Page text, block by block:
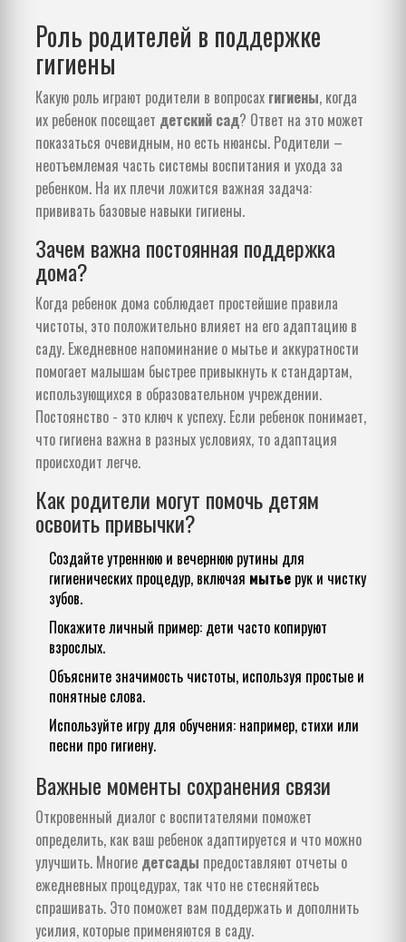
Роль родителей в поддержке
гигиены
Какую роль играют родители в вопросах гигиены, когда
их ребенок посещает детский сад? Ответ на это может
показаться очевидным, но есть нюансы. Родители –
неотъемлемая часть системы воспитания и ухода за
ребенком. На их плечи ложится важная задача:
прививать базовые навыки гигиены.
Зачем важна постоянная поддержка
дома?
Когда ребенок дома соблюдает простейшие правила
чистоты, это положительно влияет на его адаптацию в
саду. Ежедневное напоминание о мытье и аккуратности
помогает малышам быстрее привыкнуть к стандартам,
использующихся в образовательном учреждении.
Постоянство - это ключ к успеху. Если ребенок понимает,
что гигиена важна в разных условиях, то адаптация
происходит легче.
Как родители могут помочь детям
освоить привычки?
Создайте утреннюю и вечернюю рутины для
гигиенических процедур, включая мытье рук и чистку
зубов.
Покажите личный пример: дети часто копируют
взрослых.
Объясните значимость чистоты, используя простые и
понятные слова.
Используйте игру для обучения: например, стихи или
песни про гигиену.
Важные моменты сохранения связи
Откровенный диалог с воспитателями поможет
определить, как ваш ребенок адаптируется и что можно
улучшить. Многие детсады предоставляют отчеты о
ежедневных процедурах, так что не стесняйтесь
спрашивать. Это поможет вам поддержать и дополнить
усилия, которые применяются в саду.